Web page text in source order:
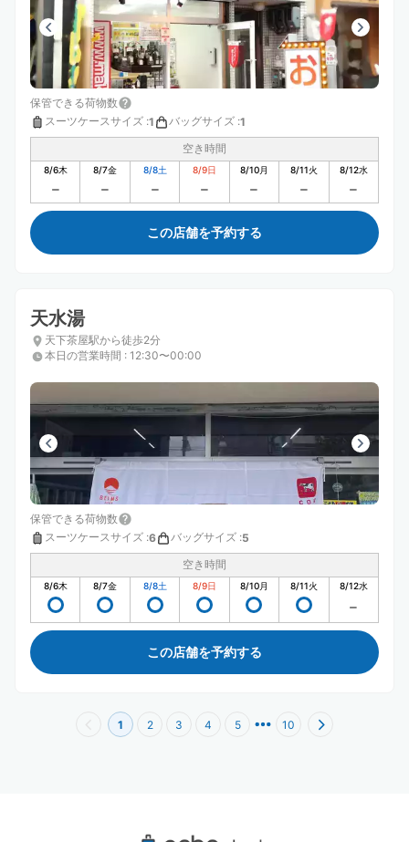
保管できる荷物数
スーツケースサイズ :1 バッグサイズ :1
空き時間
8/6木 8/7金 8/8土 8/9日 8/10月 8/11火 8/12水
この店舗を予約する
天水湯
天下茶屋駅から徒歩2分
本日の営業時間 : 12:30〜00:00
保管できる荷物数
スーツケースサイズ :6 バッグサイズ :5
空き時間
8/6木 8/7金 8/8土 8/9日 8/10月 8/11火 8/12水
この店舗を予約する
1 2 3 4 5 10
あべのハルカス美術館周辺のおすすめコイン